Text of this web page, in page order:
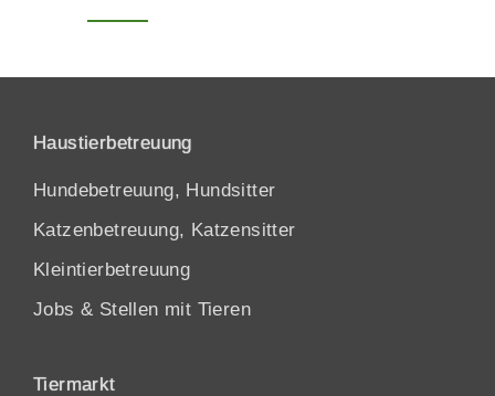
Haustierbetreuung
Hundebetreuung, Hundsitter
Katzenbetreuung, Katzensitter
Kleintierbetreuung
Jobs & Stellen mit Tieren
Tiermarkt